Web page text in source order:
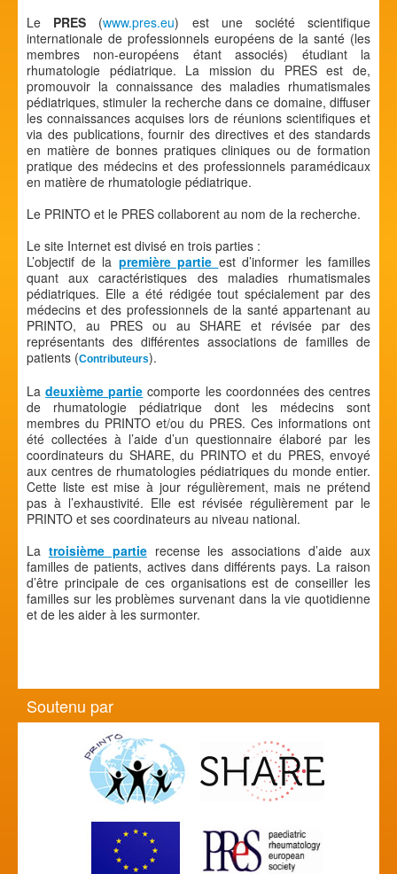
Le PRES (www.pres.eu) est une société scientifique
internationale de professionnels européens de la santé (les
membres non-européens étant associés) étudiant la
rhumatologie pédiatrique. La mission du PRES est de,
promouvoir la connaissance des maladies rhumatismales
pédiatriques, stimuler la recherche dans ce domaine, diffuser
les connaissances acquises lors de réunions scientifiques et
via des publications, fournir des directives et des standards
en matière de bonnes pratiques cliniques ou de formation
pratique des médecins et des professionnels paramédicaux
en matière de rhumatologie pédiatrique.
Le PRINTO et le PRES collaborent au nom de la recherche.
Le site Internet est divisé en trois parties :
L’objectif de la première partie est d’informer les familles
quant aux caractéristiques des maladies rhumatismales
pédiatriques. Elle a été rédigée tout spécialement par des
médecins et des professionnels de la santé appartenant au
PRINTO, au PRES ou au SHARE et révisée par des
représentants des différentes associations de familles de
patients (Contributeurs).
Ladeuxième partie comporte les coordonnées des centres
de rhumatologie pédiatrique dont les médecins sont
membres du PRINTO et/ou du PRES. Ces informations ont
été collectées à l’aide d’un questionnaire élaboré par les
coordinateurs du SHARE, du PRINTO et du PRES, envoyé
aux centres de rhumatologies pédiatriques du monde entier.
Cette liste est mise à jour régulièrement, mais ne prétend
pas à l’exhaustivité. Elle est révisée régulièrement par le
PRINTO et ses coordinateurs au niveau national.
La troisième partierecense les associations d’aide aux
familles de patients, actives dans différents pays. La raison
d’être principale de ces organisations est de conseiller les
familles sur les problèmes survenant dans la vie quotidienne
et de les aider à les surmonter.
Soutenu par